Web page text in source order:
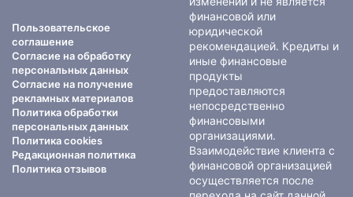
Пользовательское
соглашение
Согласие на обработку
персональных данных
Согласие на получение
рекламных материалов
Политика обработки
персональных данных
Политика cookies
Редакционная политика
Политика отзывов
финансовой или
юридической
рекомендацией. Кредиты и
иные финансовые
продукты
предоставляются
непосредственно
финансовыми
организациями.
Взаимодействие клиента с
финансовой организацией
осуществляется после